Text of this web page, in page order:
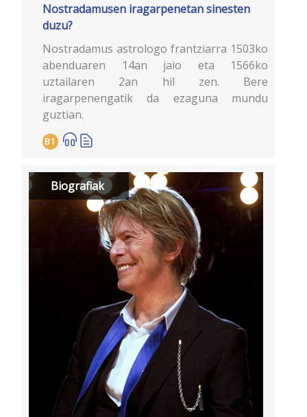
Nostradamusen iragarpenetan sinesten
duzu?
Nostradamus astrologo frantziarra 1503ko
abenduaren 14an jaio eta 1566ko
uztailaren 2an hil zen. Bere
iragarpenengatik da ezaguna mundu
guztian.
B1
Biografiak